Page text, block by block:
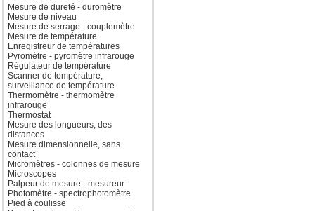
Mesure de dureté - duromètre
Mesure de niveau
Mesure de serrage - couplemètre
Mesure de température
Enregistreur de températures
Pyromètre - pyromètre infrarouge
Régulateur de température
Scanner de température,
surveillance de température
Thermomètre - thermomètre
infrarouge
Thermostat
Mesure des longueurs, des
distances
Mesure dimensionnelle, sans
contact
Micromètres - colonnes de mesure
Microscopes
Palpeur de mesure - mesureur
Photomètre - spectrophotomètre
Pied à coulisse